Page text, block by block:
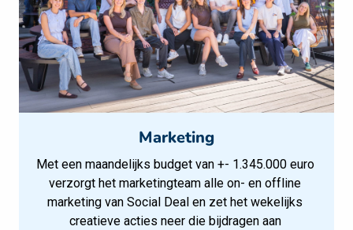
Marketing
Met een maandelijks budget van +- 1.345.000 euro
verzorgt het marketingteam alle on- en offline
marketing van Social Deal en zet het wekelijks
creatieve acties neer die bijdragen aan